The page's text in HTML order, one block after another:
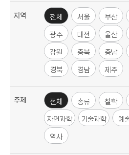
지역 전체 서울 부산
광주 대전 울산
강원 충북 충남
경북 경남 제주
주제 전체 총류 철학
자연과학 기술과학 예
역사